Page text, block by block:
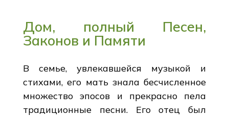
Дом, полный Песен,
Законов и Памяти
В семье, увлекавшейся музыкой и
стихами, его мать знала бесчисленное
множество эпосов и прекрасно пела
традиционные песни. Его отец был